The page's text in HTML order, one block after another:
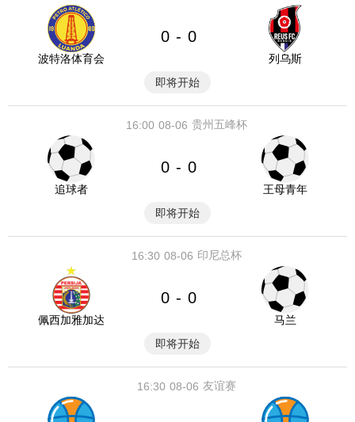
波特洛体育会
0 - 0
列乌斯
即将开始
08-06
16:00 贵州五峰杯
追球者
0 - 0
王母青年
即将开始
08-06
16:30 印尼总杯
佩西加雅加达
0 - 0
马兰
即将开始
08-06
16:30 友谊赛